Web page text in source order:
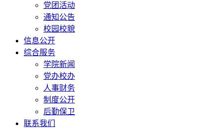
党团活动
通知公告
校园校貌
信息公开
综合服务
学院新闻
党办校办
人事财务
制度公开
后勤保卫
联系我们